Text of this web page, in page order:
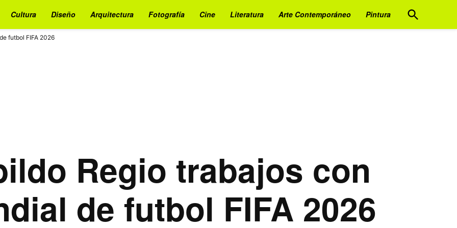
Cultura Diseño Arquitectura Fotografía Cine Literatura Arte Contemporáneo Pintura
Open
Search
futbol FIFA 2026
Regio trabajos con
de futbol FIFA 2026